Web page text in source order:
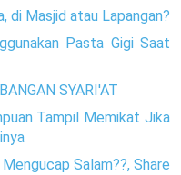
di Masjid atau Lapangan?
Pasta Gigi Saat
SYARI'AT
Tampil Memikat Jika
Salam??, Share